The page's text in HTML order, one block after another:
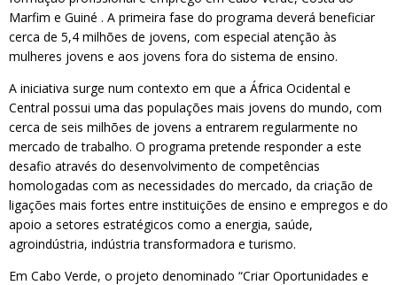
Marfim e Guiné . A primeira fase do programa deverá beneficiar
cerca de 5,4 milhões de jovens, com especial atenção às
mulheres jovens e aos jovens fora do sistema de ensino.
A iniciativa surge num contexto em que a África Ocidental e
Central possui uma das populações mais jovens do mundo, com
cerca de seis milhões de jovens a entrarem regularmente no
mercado de trabalho. O programa pretende responder a este
desafio através do desenvolvimento de competências
homologadas com as necessidades do mercado, da criação de
ligações mais fortes entre instituições de ensino e empregos e do
apoio a setores estratégicos como a energia, saúde,
agroindústria, indústria transformadora e turismo.
Em Cabo Verde, o projeto denominado “Criar Oportunidades e